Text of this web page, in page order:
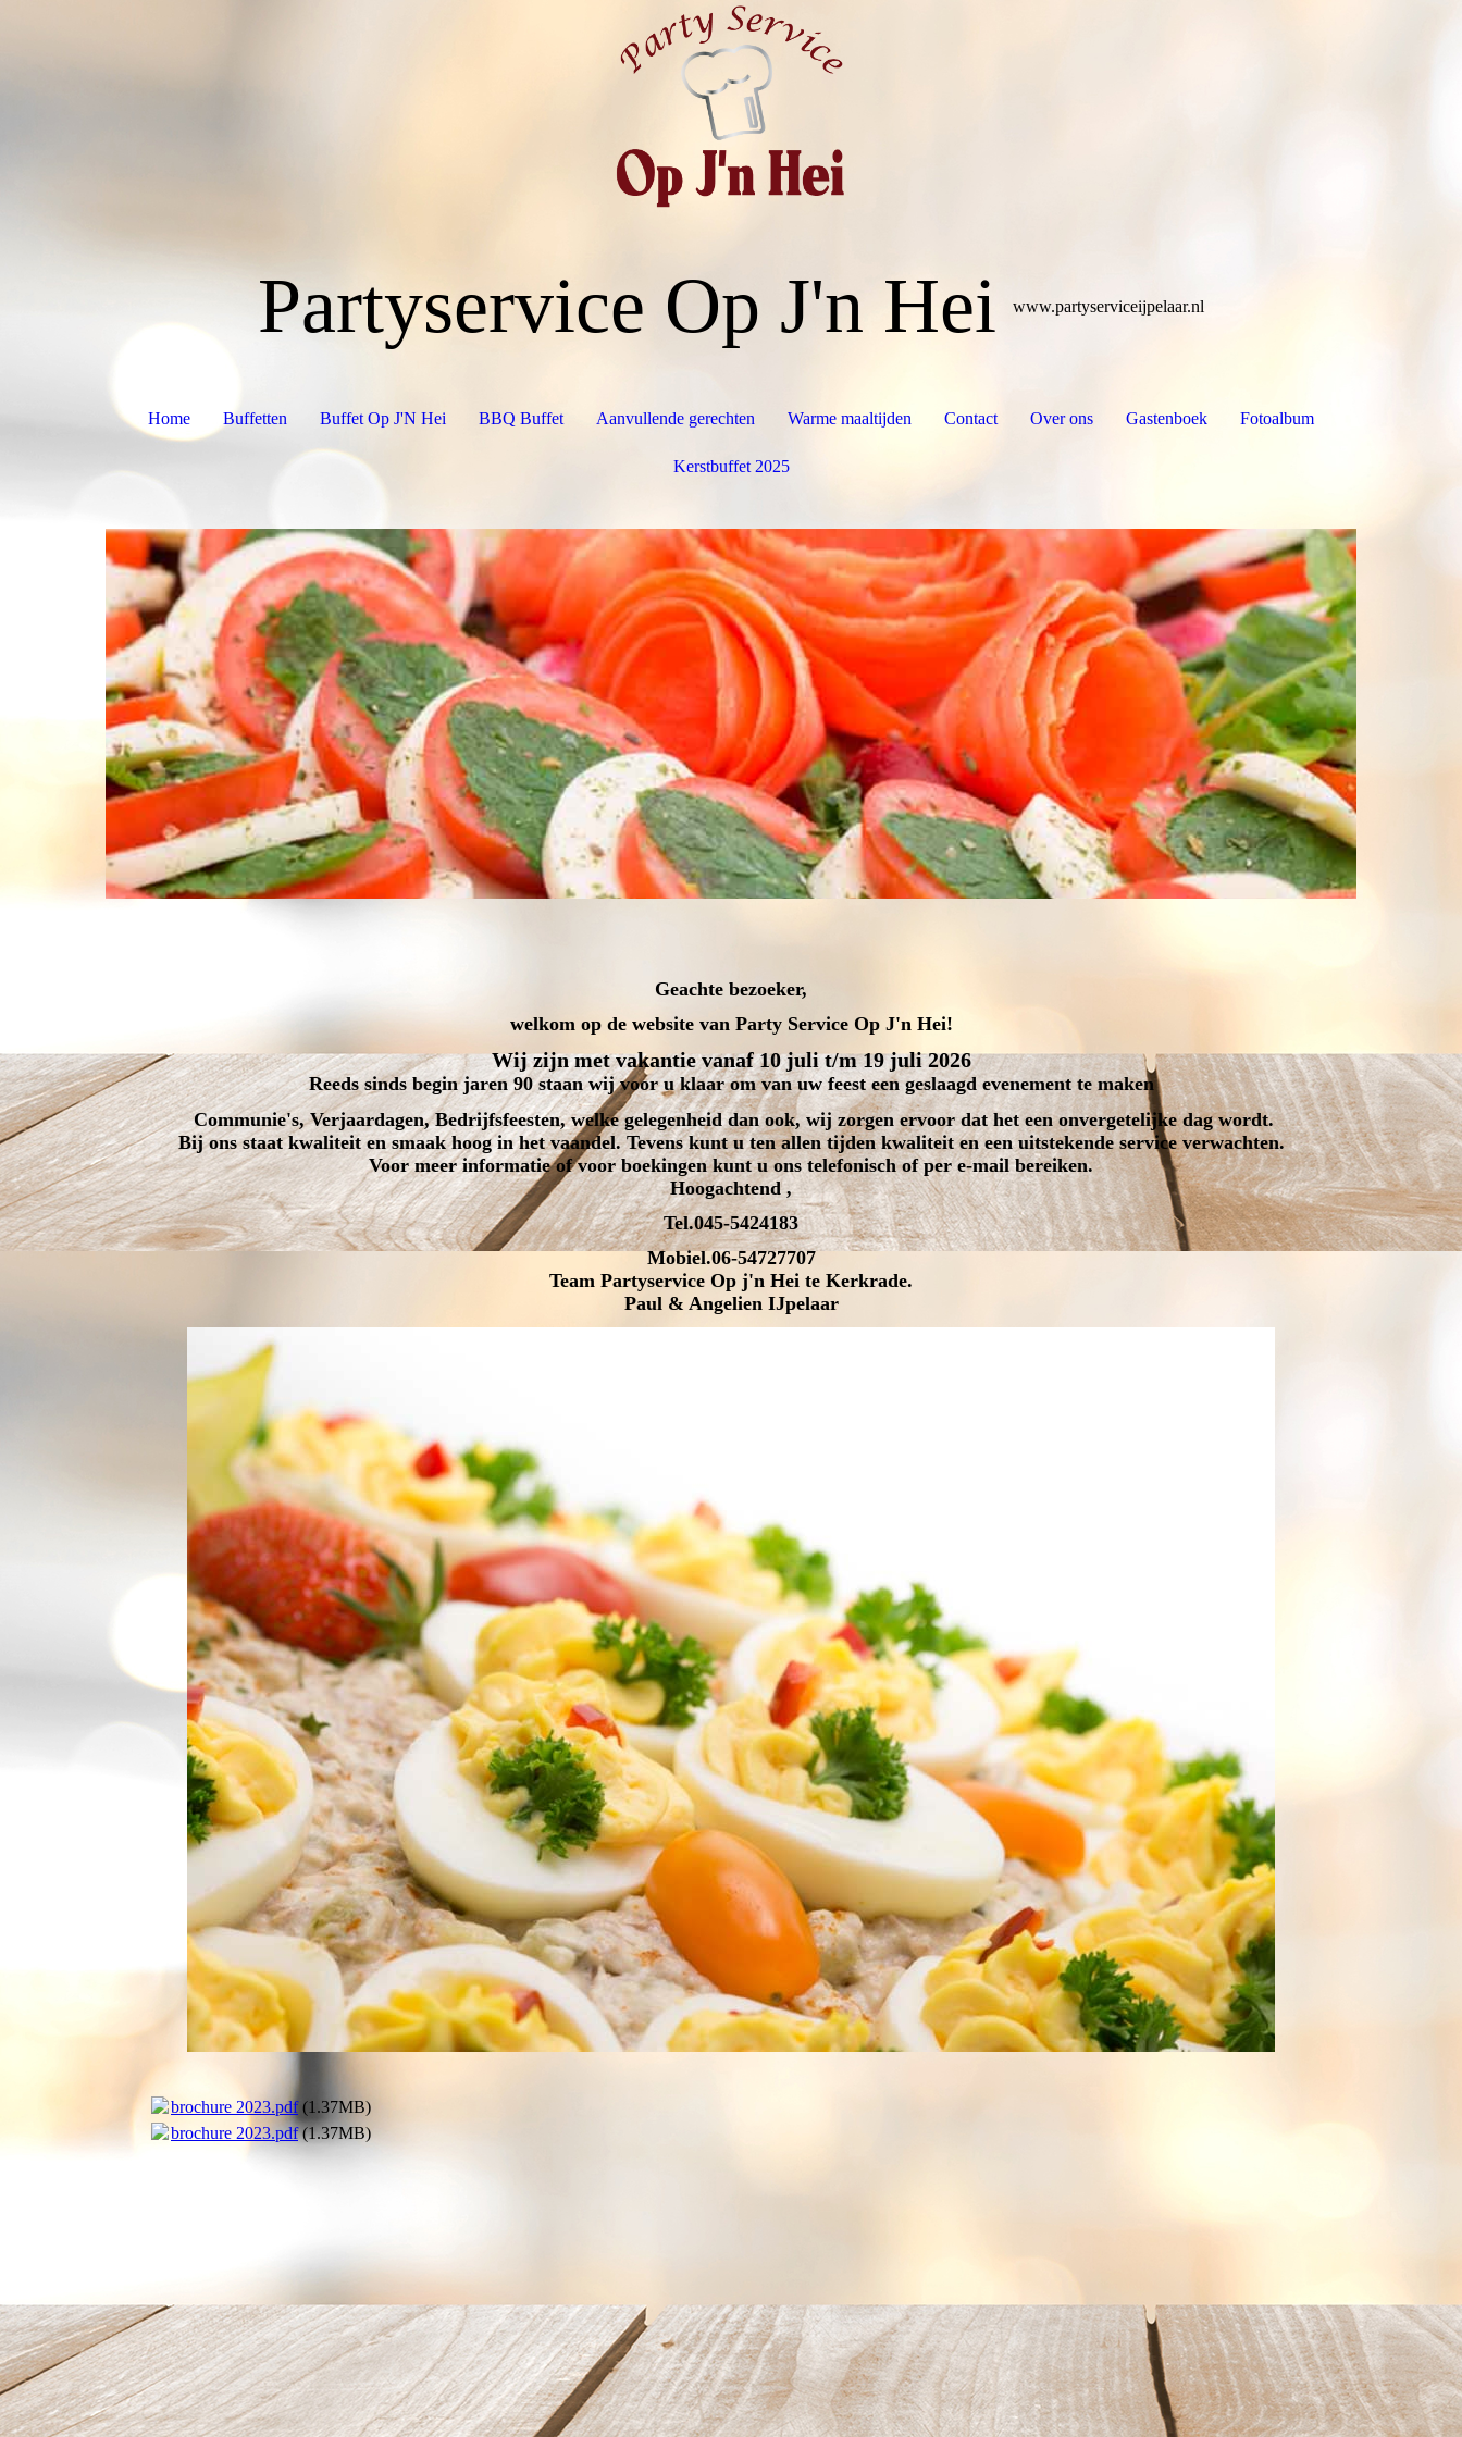
Partyservice Op J'n Hei www.partyserviceijpelaar.nl
Home Buffetten Buffet Op J'N Hei BBQ Buffet Aanvullende gerechten Warme maaltijden Contact Over ons Gastenboek Fotoalbum
Kerstbuffet 2025
Geachte bezoeker,
welkom op de website van Party Service Op J'n Hei!
Wij zijn met vakantie vanaf 10 juli t/m 19 juli 2026
Reeds sinds begin jaren 90 staan wij voor u klaar om van uw feest een geslaagd evenement te maken
Communie's, Verjaardagen, Bedrijfsfeesten, welke gelegenheid dan ook, wij zorgen ervoor dat het een onvergetelijke dag wordt.
Bij ons staat kwaliteit en smaak hoog in het vaandel. Tevens kunt u ten allen tijden kwaliteit en een uitstekende service verwachten.
Voor meer informatie of voor boekingen kunt u ons telefonisch of per e-mail bereiken.
Hoogachtend ,
Tel.045-5424183
Mobiel.06-54727707
Team Partyservice Op j'n Hei te Kerkrade.
Paul & Angelien IJpelaar
brochure 2023.pdf(1.37MB)
brochure 2023.pdf(1.37MB)